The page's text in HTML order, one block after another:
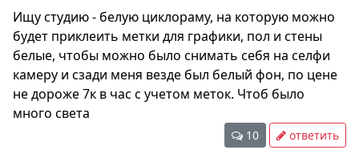
Ищу студию - белую циклораму, на которую можно
будет приклеить метки для графики, пол и стены
белые, чтобы можно было снимать себя на селфи
камеру и сзади меня везде был белый фон, по цене
не дороже 7к в час с учетом меток. Чтоб было
много света
10 ответить